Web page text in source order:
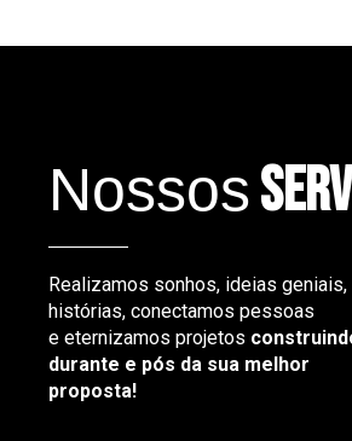
Nossos
Realizamos sonhos, ideias
histórias, conectamos pessoas
e eternizamos projetos
durante e pós da sua melhor
proposta!